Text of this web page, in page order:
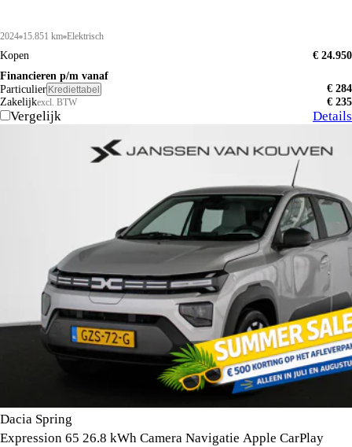
2024 15.851 km Elektrisch
Kopen
€ 24.950
Financieren p/m vanaf
Particulier Krediettabel
€ 284
Zakelijkexcl. BTW € 235
Vergelijk Details
Dacia Spring
Expression 65 26.8 kWh Camera Navigatie Apple CarPlay